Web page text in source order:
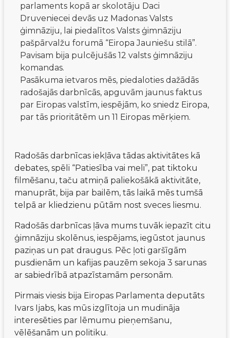
parlaments kopā ar skolotāju Daci
Druveniecei devās uz Madonas Valsts
ģimnāziju, lai piedalītos Valsts ģimnāziju
pašpārvalžu forumā “Eiropa Jauniešu stilā”.
Pavisam bija pulcējušās 12 valsts ģimnāziju
komandas.
Pasākuma ietvaros mēs, piedaloties dažādās
radošajās darbnīcās, apguvām jaunus faktus
par Eiropas valstīm, iespējām, ko sniedz Eiropa,
par tās prioritātēm un 11 Eiropas mērķiem.
Radošās darbnīcas iekļāva tādas aktivitātes kā
debates, spēli “Patiesība vai meli”, pat tiktoku
filmēšanu, taču atmiņā paliekošākā aktivitāte,
manuprāt, bija par bailēm, tās laikā mēs tumšā
telpā ar kliedzienu pūtām nost sveces liesmu.
Radošās darbnīcas ļāva mums tuvāk iepazīt citu
ģimnāziju skolēnus, iespējams, iegūstot jaunus
paziņas un pat draugus. Pēc ļoti garšīgām
pusdienām un kafijas pauzēm sekoja 3 sarunas
ar sabiedrībā atpazīstamām personām.
Pirmais viesis bija Eiropas Parlamenta deputāts
Ivars Ijabs, kas mūs izglītoja un mudināja
interesēties par lēmumu pieņemšanu,
vēlēšanām un politiku.